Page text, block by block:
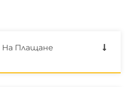
Плащане